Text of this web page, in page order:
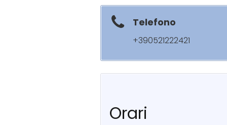
Telefono
+390521222421
Orari